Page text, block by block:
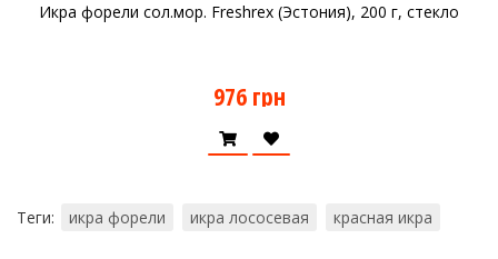
Икра форели сол.мор. Freshrex (Эстония), 200 г, стекло
976 грн
Теги: икра форели икра лососевая красная икра